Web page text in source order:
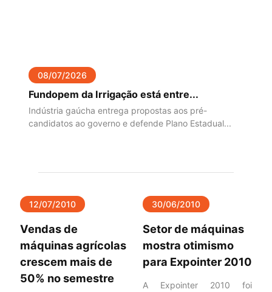
08/07/2026
Fundopem da Irrigação está entre...
Indústria gaúcha entrega propostas aos pré-
candidatos ao governo e defende Plano Estadual...
12/07/2010
Vendas de
máquinas agrícolas
crescem mais de
50% no semestre
30/06/2010
Setor de máquinas
mostra otimismo
para Expointer 2010
A Expointer 2010 foi